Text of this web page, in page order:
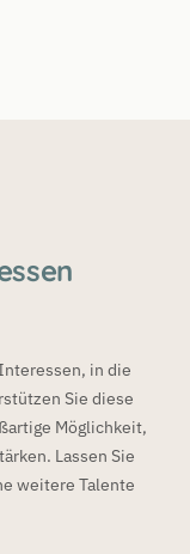
in die
Sie diese
Möglichkeit,
Lassen Sie
weitere Talente